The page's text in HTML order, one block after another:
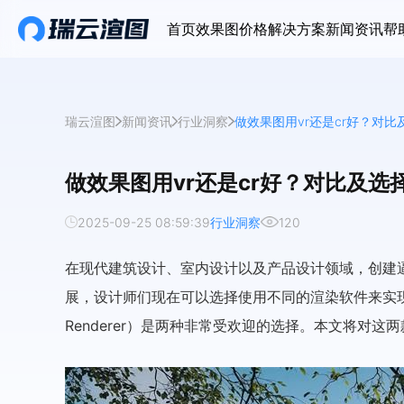
首页效果图价格解决方案新闻资讯帮
瑞云渲图 新闻资讯 行业洞察 做效果图用vr还是cr好？对比
做效果图用vr还是cr好？对比及选
2025-09-25 08:59:39行业洞察 120
在现代建筑设计、室内设计以及产品设计领域，创
展，设计师们现在可以选择使用不同的渲染软件来
Renderer）是两种非常受欢迎的选择。本文将对这